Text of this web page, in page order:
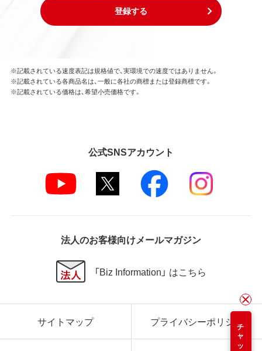
登録する
チャット
※記載されている速度表記は規格値で、実環境での速度ではありません。
※記載されている各商品名は、一般に各社の商標または登録商標です。
※記載されている価格は、希望小売価格です。
公式SNSアカウント
法人のお客様向けメールマガジン
「Biz Information」 はこちら
サイトマップ プライバシーポリシー